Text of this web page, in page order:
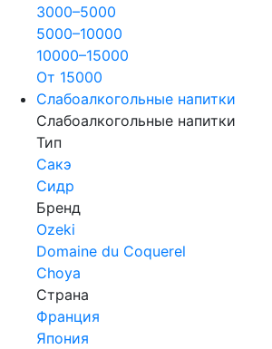
3000–5000
5000–10000
10000–15000
От 15000
Слабоалкогольные напитки
Слабоалкогольные напитки
Тип
Сакэ
Сидр
Бренд
Ozeki
Domaine du Coquerel
Choya
Страна
Франция
Япония